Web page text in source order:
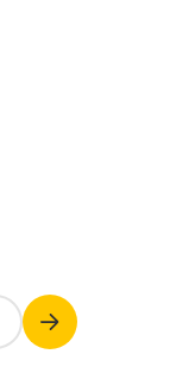
Submit